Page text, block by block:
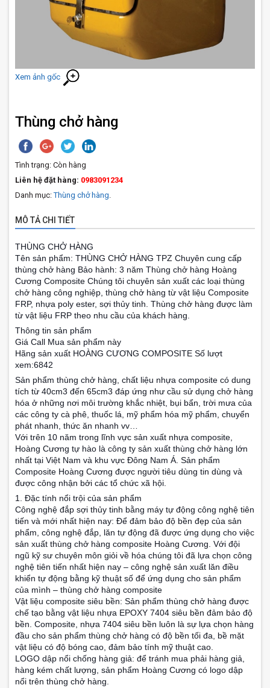
Xem ảnh gốc
Thùng chở hàng
Tình trạng: Còn hàng
Liên hệ đặt hàng: 0983091234
Danh mục:Thùng chở hàng
MÔ TẢ CHI TIẾT
THÙNG CHỞ HÀNG
Tên sản phẩm: THÙNG CHỞ HÀNG TPZ Chuyên cung cấp
thùng chở hàng Bảo hành: 3 năm Thùng chở hàng Hoàng
Cương Composite Chúng tôi chuyên sản xuất các loại thùng
chở hàng công nghiệp, thùng chở hàng từ vật liệu Composite
FRP, nhựa poly ester, sợi thủy tinh. Thùng chở hàng được làm
từ vật liệu FRP theo nhu cầu của khách hàng.
Thông tin sản phẩm
Giá Call Mua sản phẩm này
Hãng sản xuất HOÀNG CƯƠNG COMPOSITE Số lượt
xem:6842
Sản phẩm thùng chở hàng, chất liệu nhựa composite có dung
tích từ 40cm3 đến 65cm3 đáp ứng như cầu sử dụng chở hàng
hóa ở những nơi môi trường khắc nhiệt, bụi bẩn, trời mưa của
các công ty cà phê, thuốc lá, mỹ phẩm hóa mỹ phẩm, chuyển
phát nhanh, thức ăn nhanh vv…
Với trên 10 năm trong lĩnh vực sản xuất nhựa composite,
Hoàng Cương tự hào là công ty sản xuất thùng chở hàng lớn
nhất tại Việt Nam và khu vực Đông Nam Á. Sản phẩm
Composite Hoàng Cương được người tiêu dùng tin dùng và
được công nhận bởi các tổ chức xã hội.
1. Đặc tính nổi trội của sản phẩm
Công nghệ đắp sợi thủy tinh bằng máy tự động công nghệ tiên
tiến và mới nhất hiện nay: Để đảm bảo độ bền đẹp của sản
phẩm, công nghệ đắp, lăn tự động đã được ứng dụng cho việc
sản xuất thùng chở hàng composite Hoàng Cương. Với đội
ngũ kỹ sư chuyên môn giỏi về hóa chúng tôi đã lựa chọn công
nghệ tiên tiến nhất hiện nay – công nghệ sản xuất lăn điều
khiển tự động bằng kỹ thuật số để ứng dụng cho sản phẩm
của mình – thùng chở hàng composite
Vật liệu composite siêu bền: Sản phẩm thùng chở hàng được
chế tạo bằng vật liệu nhựa EPOXY 7404 siêu bền đảm bảo độ
bền. Composite, nhựa 7404 siêu bền luôn là sự lựa chọn hàng
đầu cho sản phẩm thùng chở hàng có độ bền tối đa, bề mặt
vật liệu có độ bóng cao, đảm bảo tính mỹ thuật cao.
LOGO dập nổi chống hàng giả: để tránh mua phải hàng giả,
hàng kém chất lượng, sản phẩm Hoàng Cương có logo dập
nổi trên thùng chở hàng.